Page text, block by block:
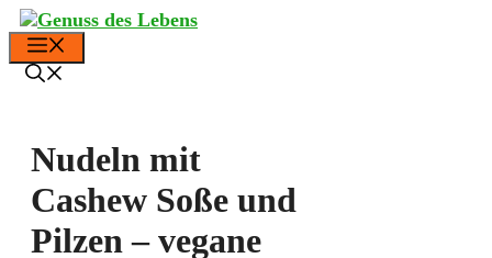
Zum
Inhalt
springen
Nudeln mit
Cashew Soße und
Pilzen – vegane